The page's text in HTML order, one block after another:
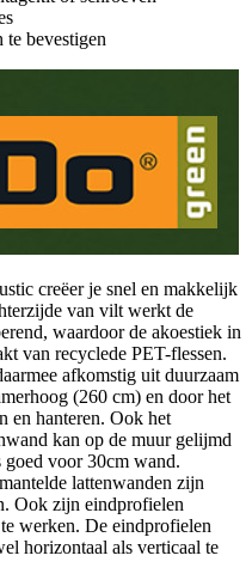
bevestigen
creëer je snel en makkelijk
van vilt werkt de
waardoor de akoestiek in
van recyclede PET-flessen.
afkomstig uit duurzaam
(260 cm) en door het
en hanteren. Ook het
kan op de muur gelijmd
goed voor 30cm wand.
lattenwanden zijn
Ook zijn eindprofielen
werken. De eindprofielen
horizontaal als verticaal te